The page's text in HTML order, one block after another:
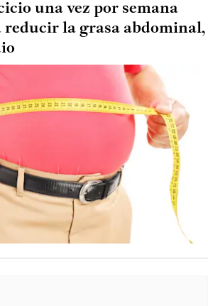
una vez por semana
reducir la grasa abdominal,